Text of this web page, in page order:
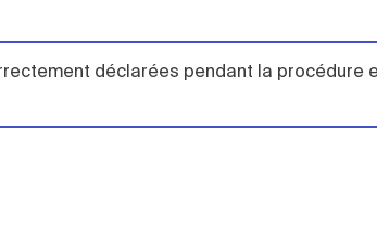
déclarées pendant la procédure